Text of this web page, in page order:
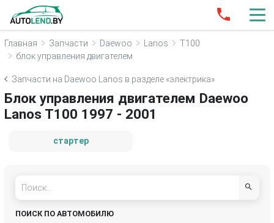
Главная Запчасти Daewoo Lanos
T100
блок управления двигателем
Запчасти на Daewoo Lanos в разделе «электрика»
Блок управления двигателем Daewoo
Lanos T100 1997 - 2001
стартер
ПОИСК ПО АВТОМОБИЛЮ